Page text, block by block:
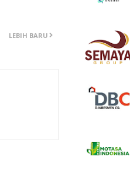
LEBIH BARU